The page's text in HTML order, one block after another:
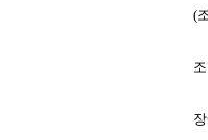
(